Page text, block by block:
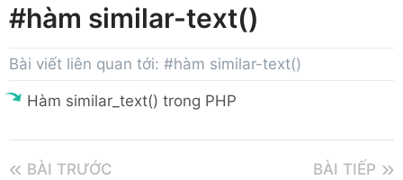
#hàm similar-text()
Bài viết liên quan tới: #hàm similar-text()
Hàm similar_text() trong PHP
BÀI TRƯỚC BÀI TIẾP